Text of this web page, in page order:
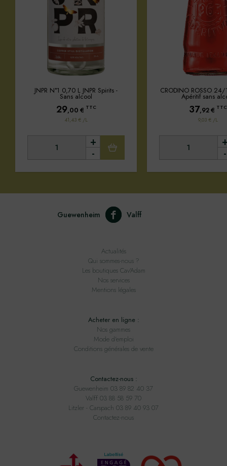
JNPR N°1 0,70 L JNPR Spirits -
Sans alcool
29,00 € TTC
41,43 € /L
-
+
CRODINO ROSSO 24/
Apéritif sans
37,92€ TTC
9,03 € /L
-
Guewenheim Valff
Actualités
Qui sommes-nous ?
Les boutiques Cav'Adam
Nos services
Mentions légales
Acheter en ligne :
Nos gammes
Mode d'emploi
Conditions générales de vente
Contactez-nous :
Guewenheim 03 89 82 40 37
Valff 03 88 58 59 70
Litzler - Carspach 03 89 40 93 07
Contactez-nous